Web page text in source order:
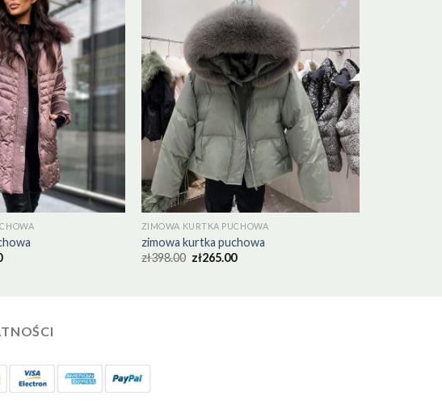
ZIMOWA KURTKA PUCHOWA
zimowa kurtka puchowa
zł398.00 zł265.00